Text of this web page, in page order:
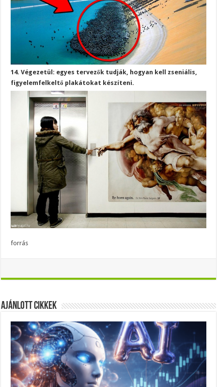
14. Végezetül: egyes tervezők tudják, hogyan kell zseniális,
figyelemfelkeltő plakátokat készíteni.
forrás
Ajánlott Cikkek